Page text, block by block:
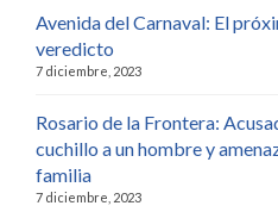
Avenida del Carnaval: El
veredicto
7 diciembre, 2023
Rosario de la Frontera:
cuchillo a un hombre y
familia
7 diciembre, 2023